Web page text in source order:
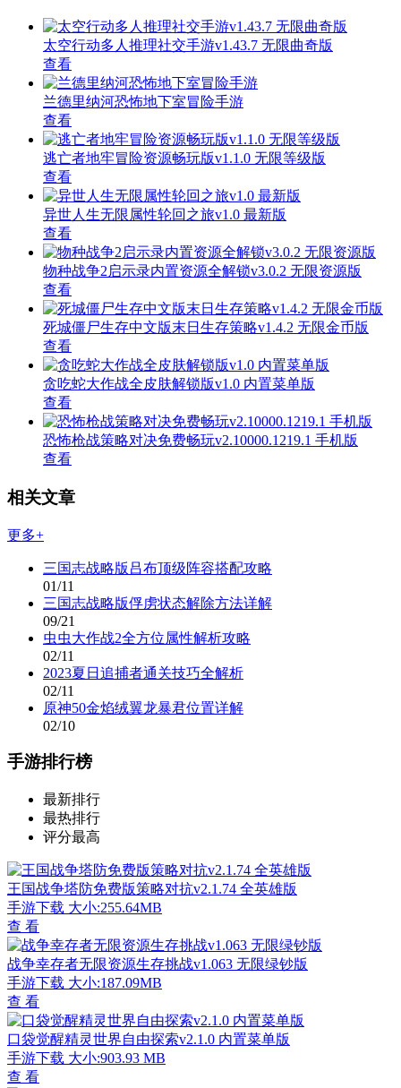
太空行动多人推理社交手游v1.43.7 无限曲奇版
查看
兰德里纳河恐怖地下室冒险手游
查看
逃亡者地牢冒险资源畅玩版v1.1.0 无限等级版
查看
异世人生无限属性轮回之旅v1.0 最新版
查看
物种战争2启示录内置资源全解锁v3.0.2 无限资源版
查看
死城僵尸生存中文版末日生存策略v1.4.2 无限金币版
查看
贪吃蛇大作战全皮肤解锁版v1.0 内置菜单版
查看
恐怖枪战策略对决免费畅玩v2.10000.1219.1 手机版
查看
相关文章
更多+
三国志战略版吕布顶级阵容搭配攻略
01/11
三国志战略版俘虏状态解除方法详解
09/21
虫虫大作战2全方位属性解析攻略
02/11
2023夏日追捕者通关技巧全解析
02/11
原神50金焰绒翼龙暴君位置详解
02/10
手游排行榜
最新排行
最热排行
评分最高
王国战争塔防免费版策略对抗v2.1.74 全英雄版
手游下载 大小:255.64MB
查 看
战争幸存者无限资源生存挑战v1.063 无限绿钞版
手游下载 大小:187.09MB
查 看
口袋觉醒精灵世界自由探索v2.1.0 内置菜单版
手游下载 大小:903.93 MB
查 看